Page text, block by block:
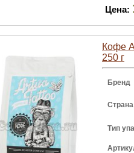
Цена:
Кофе
250 г
Бренд
Тип